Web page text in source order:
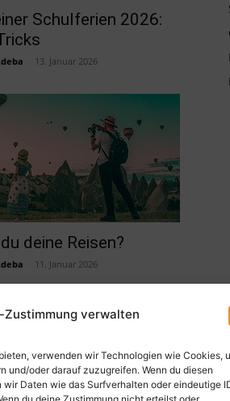
Zustimmung verwalten
verwenden wir Technologien wie Cookies,
und/oder darauf zuzugreifen. Wenn du diesen
Daten wie das Surfverhalten oder eindeutige
Schulferien 2026:
13. Januar 2026
deine Reisen?
11. Januar 2026